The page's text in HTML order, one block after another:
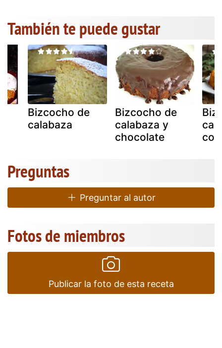
También te puede gustar
Bizcocho de
calabaza
Bizcocho de
calabaza y
chocolate
Preguntas
Preguntar al autor
Fotos de miembros
Publicar la foto de esta receta